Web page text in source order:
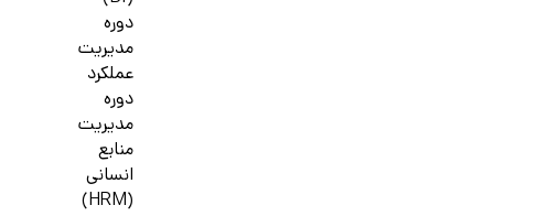
دوره
مدیریت
عملکرد
دوره
مدیریت
منابع
انسانی
(HRM)